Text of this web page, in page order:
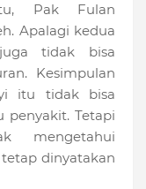
Pak Fulan
Apalagi kedua
tidak bisa
Kesimpulan
itu tidak bisa
penyakit. Tetapi
mengetahui
dinyatakan